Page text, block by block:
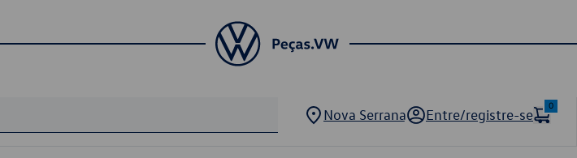
Nova Serrana Entre/registre-se
0